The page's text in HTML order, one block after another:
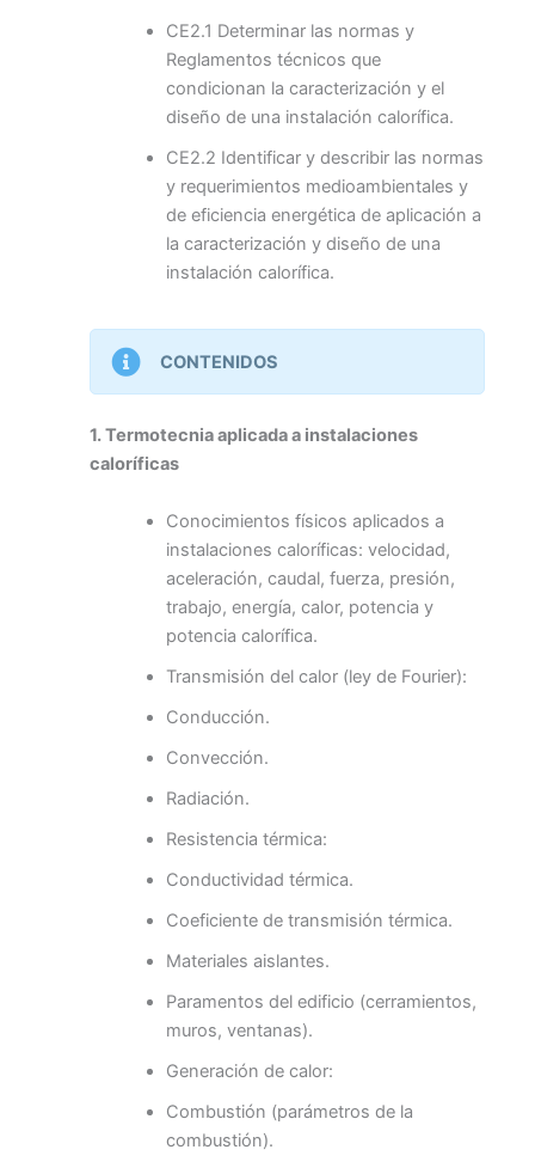
CE2.1 Determinar las normas y
Reglamentos técnicos que
condicionan la caracterización y el
diseño de una instalación calorífica.
CE2.2 Identificar y describir las normas
y requerimientos medioambientales y
de eficiencia energética de aplicación a
la caracterización y diseño de una
instalación calorífica.
CONTENIDOS
1. Termotecnia aplicada a instalaciones
caloríficas
Conocimientos físicos aplicados a
instalaciones caloríficas: velocidad,
aceleración, caudal, fuerza, presión,
trabajo, energía, calor, potencia y
potencia calorífica.
Transmisión del calor (ley de Fourier):
Conducción.
Convección.
Radiación.
Resistencia térmica:
Conductividad térmica.
Coeficiente de transmisión térmica.
Materiales aislantes.
Paramentos del edificio (cerramientos,
muros, ventanas).
Generación de calor:
Combustión (parámetros de la
combustión).